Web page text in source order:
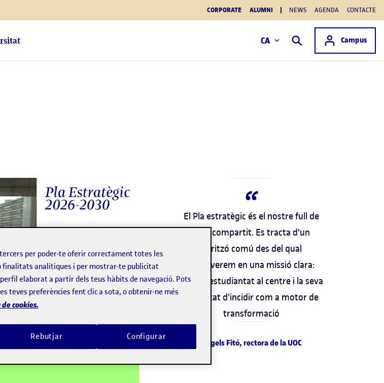
CORPORATE ALUMNI NEWS AGENDA CONTACTE
Cercar
Accés a
Campus
CA
El Pla estratègic és el nostre full de
ruta compartit. Es tracta d'un
horitzó comú des del qual
perseverem en una missió clara:
situar l'estudiantat al centre i la seva
capacitat d'incidir com a motor de
transformació
Angels Fitó,rectora de la UOC
per poder-te oferir correctament totes les
finalitats analítiques i per mostrar-te publicitat
elaborat a partir dels teus hàbits de navegació. Pots
teves preferències fent clic a sota, o obtenir-ne més
cookies.
Rebutjar Configurar